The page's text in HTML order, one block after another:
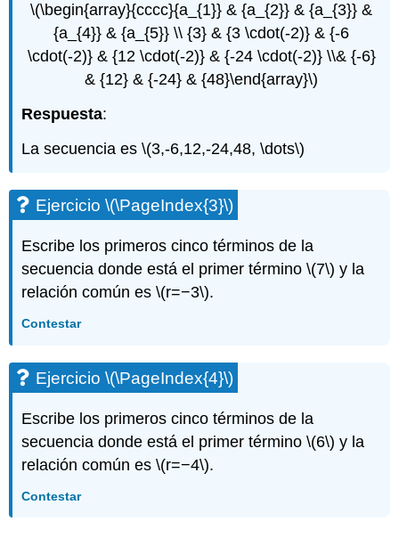
\(\begin{array}{cccc}{a_{1}} & {a_{2}} & {a_{3}} &
{a_{4}} & {a_{5}} \\ {3} & {3 \cdot(-2)} & {-6
\cdot(-2)} & {12 \cdot(-2)} & {-24 \cdot(-2)} \\& {-6}
& {12} & {-24} & {48}\end{array}\)
Respuesta:
La secuencia es\(3,-6,12,-24,48, \dots\)
Ejercicio\(\PageIndex{3}\)
Escribe los primeros cinco términos de la
secuencia donde está el primer término\(7\) y la
relación común es\(r=−3\).
Contestar
Ejercicio\(\PageIndex{4}\)
Escribe los primeros cinco términos de la
secuencia donde está el primer término\(6\) y la
relación común es\(r=−4\).
Contestar